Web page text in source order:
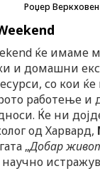
Роџер Веркховен
ќе имаме
и домашни
со кои
работење и
Ќе ни
од Харвард,
„Добар